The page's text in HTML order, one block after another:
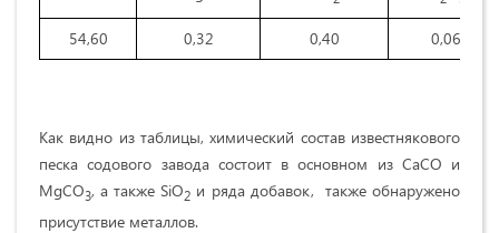
54,60 0,32 0,40 0,06
Как видно из таблицы, химический состав известнякового
песка содового завода состоит в основном из CaCO и
MgCO3, а также SiO2 и ряда добавок, также обнаружено
присутствие металлов.